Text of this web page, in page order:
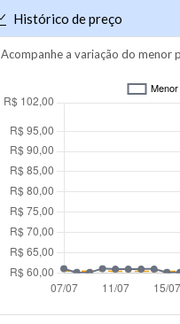
Histórico de preço
Acompanhe a variação do menor